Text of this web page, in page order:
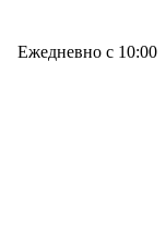
Ежедневно с 10:00